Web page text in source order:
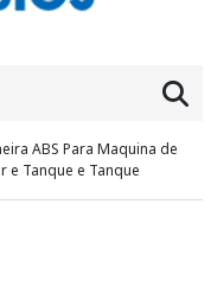
ABS Para Maquina de
e Tanque e Tanque